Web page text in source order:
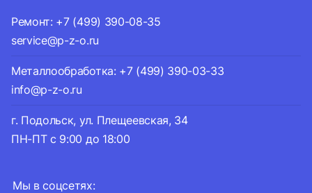
Мы в соцсетях:
Ремонт: +7 (499) 390-08-35
service@p-z-o.ru
Металлообработка: +7 (499) 390-03-33
info@p-z-o.ru
г. Подольск, ул. Плещеевская, 34
ПН-ПТ с 9:00 до 18:00